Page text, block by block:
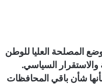
وضع المصلحة العليا للوطن
والاستقرار السياسي.
شأن باقي المحافظات